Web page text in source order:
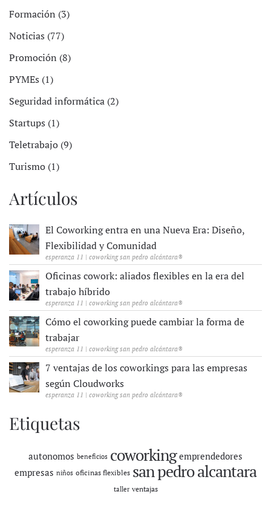
Formación (3)
Noticias (77)
Promoción (8)
PYMEs (1)
Seguridad informática (2)
Startups (1)
Teletrabajo (9)
Turismo (1)
Artículos
El Coworking entra en una Nueva Era: Diseño,
Flexibilidad y Comunidad
esperanza 11 | coworking san pedro alcántara®
Oficinas cowork: aliados flexibles en la era del
trabajo híbrido
esperanza 11 | coworking san pedro alcántara®
Cómo el coworking puede cambiar la forma de
trabajar
esperanza 11 | coworking san pedro alcántara®
7 ventajas de los coworkings para las empresas
según Cloudworks
esperanza 11 | coworking san pedro alcántara®
Etiquetas
autonomos beneficios coworking emprendedores
empresas niños oficinas flexibles san pedro alcantara
taller ventajas